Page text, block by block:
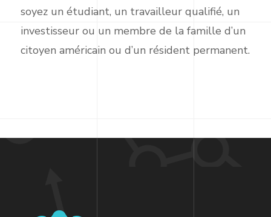
soyez un étudiant, un travailleur qualifié, un
investisseur ou un membre de la famille d’un
citoyen américain ou d’un résident permanent.